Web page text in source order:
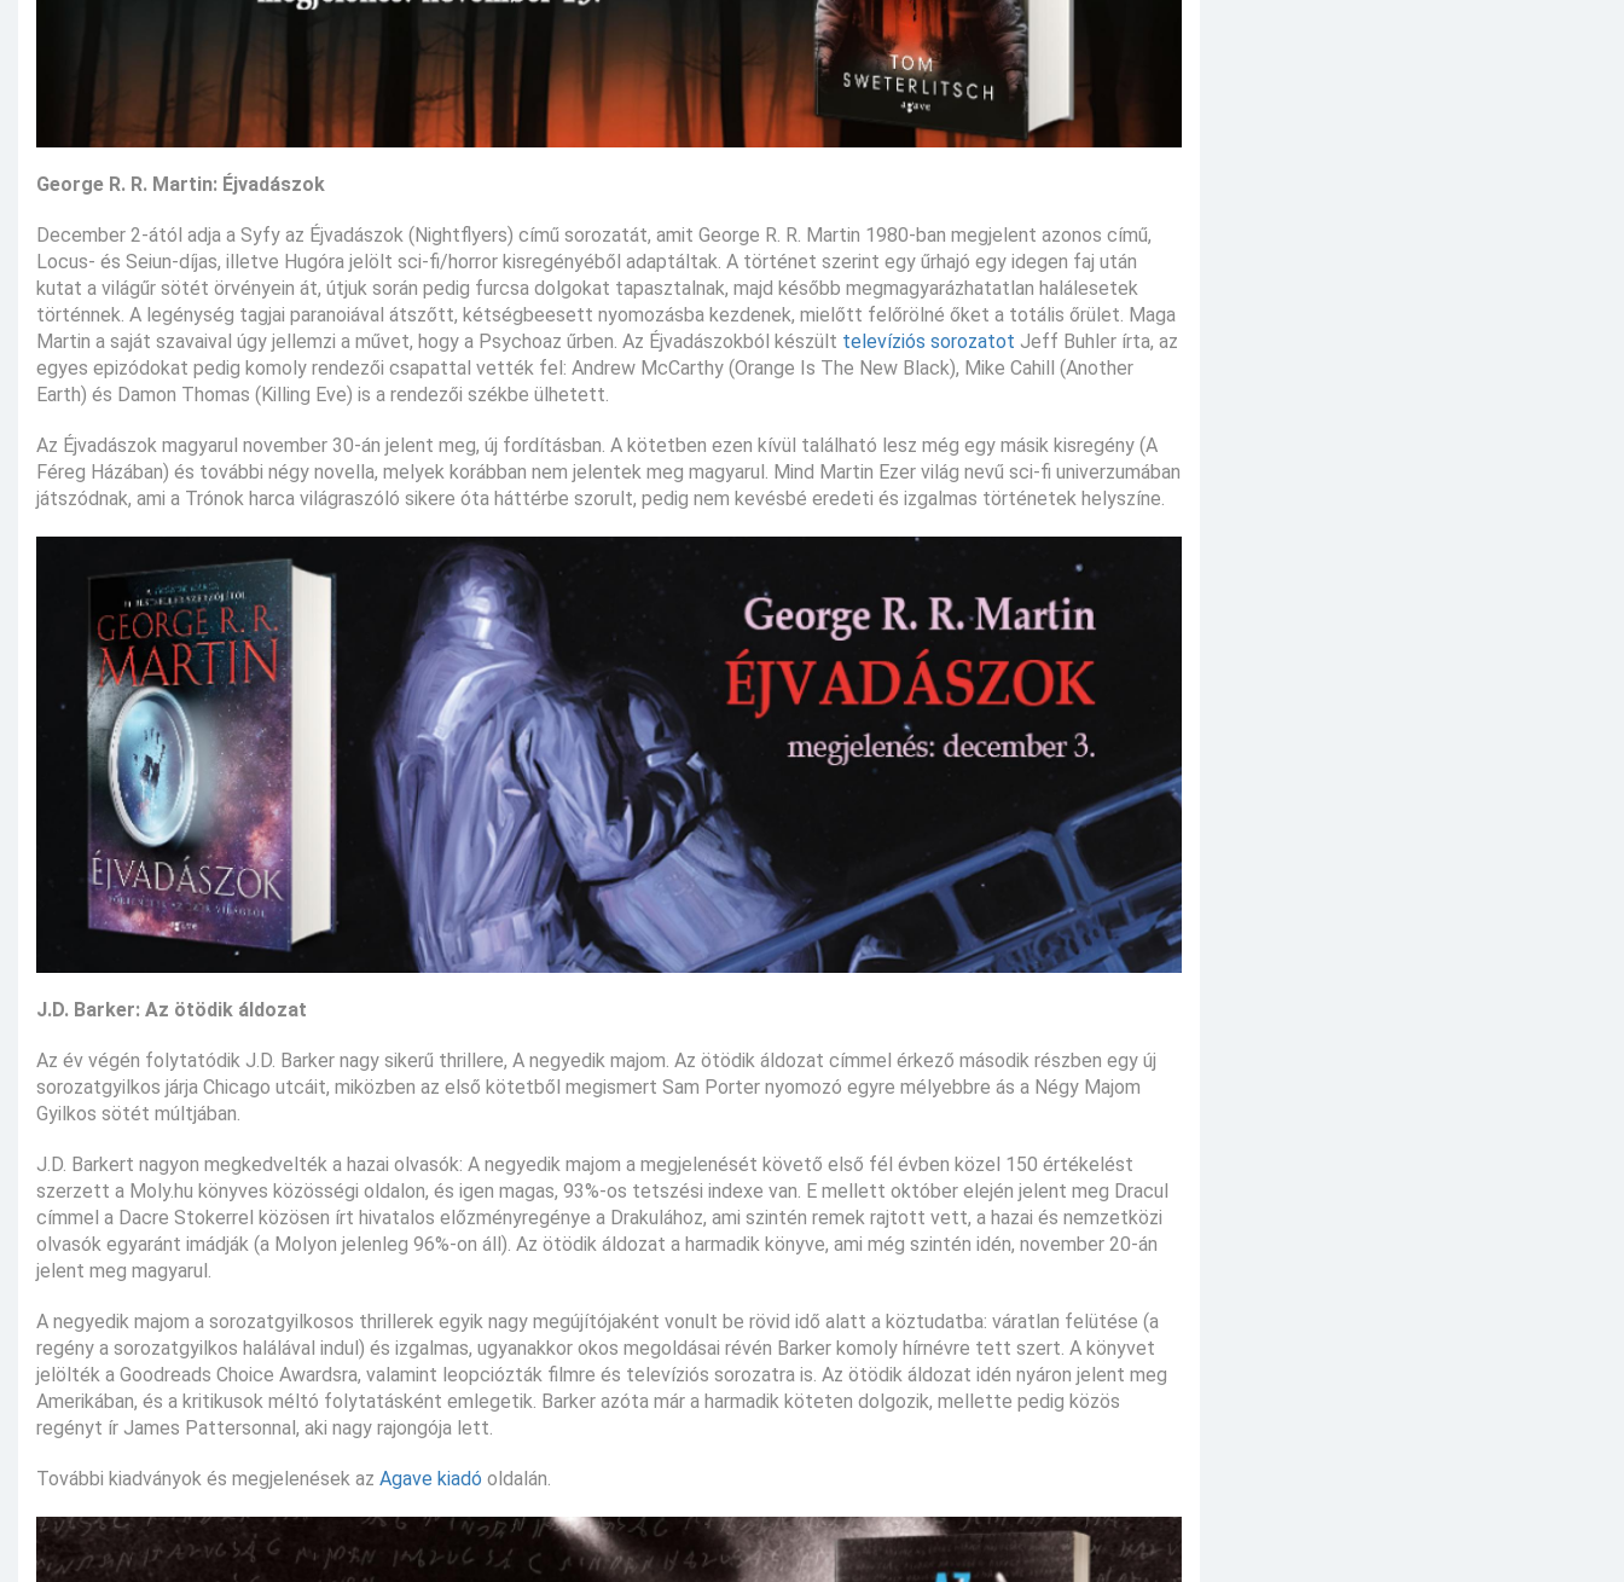
George R. R. Martin: Éjvadászok
December 2-ától adja a Syfy az Éjvadászok (Nightflyers) című sorozatát, amit George R. R. Martin 1980-ban megjelent azonos című,
Locus- és Seiun-díjas, illetve Hugóra jelölt sci-fi/horror kisregényéből adaptáltak. A történet szerint egy űrhajó egy idegen faj után
kutat a világűr sötét örvényein át, útjuk során pedig furcsa dolgokat tapasztalnak, majd később megmagyarázhatatlan halálesetek
történnek. A legénység tagjai paranoiával átszőtt, kétségbeesett nyomozásba kezdenek, mielőtt felőrölné őket a totális őrület. Maga
Martin a saját szavaival úgy jellemzi a művet, hogy a Psychoaz űrben. Az Éjvadászokból készült televíziós sorozatot Jeff Buhler írta, az
egyes epizódokat pedig komoly rendezői csapattal vették fel: Andrew McCarthy (Orange Is The New Black), Mike Cahill (Another
Earth) és Damon Thomas (Killing Eve) is a rendezői székbe ülhetett.
Az Éjvadászok magyarul november 30-án jelent meg, új fordításban. A kötetben ezen kívül található lesz még egy másik kisregény (A
Féreg Házában) és további négy novella, melyek korábban nem jelentek meg magyarul. Mind Martin Ezer világ nevű sci-fi univerzumában
játszódnak, ami a Trónok harca világraszóló sikere óta háttérbe szorult, pedig nem kevésbé eredeti és izgalmas történetek helyszíne.
J.D. Barker: Az ötödik áldozat
Az év végén folytatódik J.D. Barker nagy sikerű thrillere, A negyedik majom. Az ötödik áldozat címmel érkező második részben egy új
sorozatgyilkos járja Chicago utcáit, miközben az első kötetből megismert Sam Porter nyomozó egyre mélyebbre ás a Négy Majom
Gyilkos sötét múltjában.
J.D. Barkert nagyon megkedvelték a hazai olvasók: A negyedik majom a megjelenését követő első fél évben közel 150 értékelést
szerzett a Moly.hu könyves közösségi oldalon, és igen magas, 93%-os tetszési indexe van. E mellett október elején jelent meg Dracul
címmel a Dacre Stokerrel közösen írt hivatalos előzményregénye a Drakulához, ami szintén remek rajtott vett, a hazai és nemzetközi
olvasók egyaránt imádják (a Molyon jelenleg 96%-on áll). Az ötödik áldozat a harmadik könyve, ami még szintén idén, november 20-án
jelent meg magyarul.
A negyedik majom a sorozatgyilkosos thrillerek egyik nagy megújítójaként vonult be rövid idő alatt a köztudatba: váratlan felütése (a
regény a sorozatgyilkos halálával indul) és izgalmas, ugyanakkor okos megoldásai révén Barker komoly hírnévre tett szert. A könyvet
jelölték a Goodreads Choice Awardsra, valamint leopciózták filmre és televíziós sorozatra is. Az ötödik áldozat idén nyáron jelent meg
Amerikában, és a kritikusok méltó folytatásként emlegetik. Barker azóta már a harmadik köteten dolgozik, mellette pedig közös
regényt ír James Pattersonnal, aki nagy rajongója lett.
További kiadványok és megjelenések az Agave kiadó oldalán.